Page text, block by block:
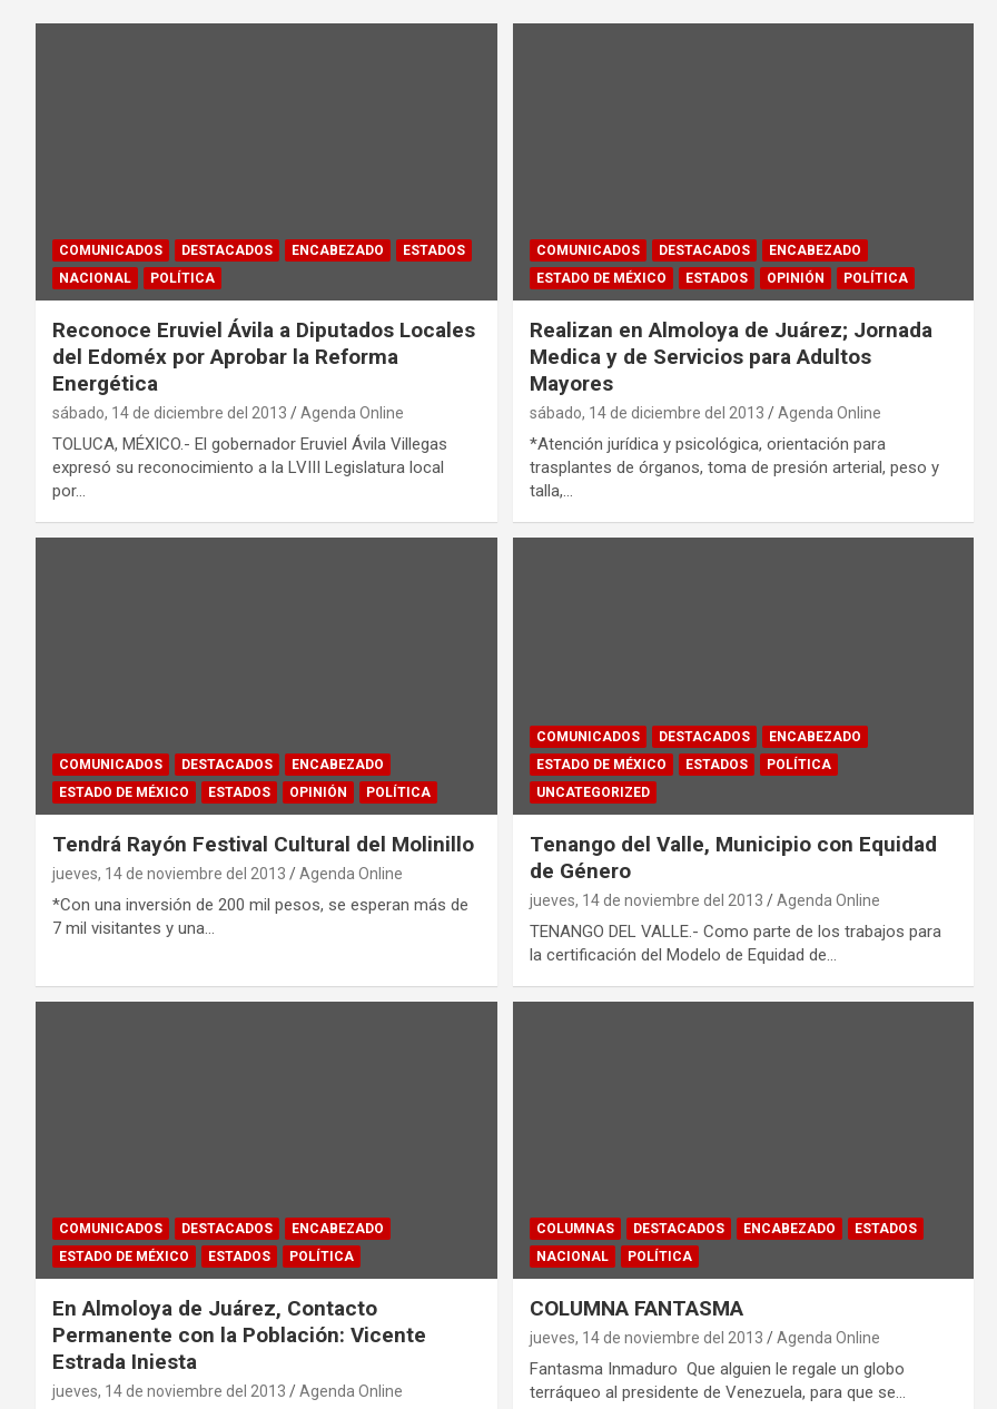
COMUNICADOS DESTACADOS ENCABEZADO
ESTADOS
NACIONAL
POLÍTICA
Reconoce Eruviel Ávila a Diputados Locales
del Edoméx por Aprobar la Reforma
Energética
sábado, 14 de diciembre del 2013 Agenda Online
TOLUCA, MÉXICO.- El gobernador Eruviel Ávila Villegas
expresó su reconocimiento a la LVIII Legislatura local
por…
COMUNICADOS DESTACADOS
ENCABEZADO
ESTADO DE MÉXICO
ESTADOS OPINIÓN POLÍTICA
Realizan en Almoloya de Juárez; Jornada
Medica y de Servicios para Adultos
Mayores
sábado, 14 de diciembre del 2013 Agenda Online
*Atención jurídica y psicológica, orientación para
trasplantes de órganos, toma de presión arterial, peso y
talla,…
COMUNICADOS DESTACADOS
ENCABEZADO
ESTADO DE MÉXICO
ESTADOS OPINIÓN POLÍTICA
Tendrá Rayón Festival Cultural del Molinillo
jueves, 14 de noviembre del 2013 Agenda Online
*Con una inversión de 200 mil pesos, se esperan más de
7 mil visitantes y una…
COMUNICADOS DESTACADOS
ENCABEZADO
ESTADO DE MÉXICO
ESTADOS
POLÍTICA
UNCATEGORIZED
Tenango del Valle, Municipio con Equidad
de Género
jueves, 14 de noviembre del 2013 Agenda Online
TENANGO DEL VALLE.- Como parte de los trabajos para
la certificación del Modelo de Equidad de…
COMUNICADOS DESTACADOS
ENCABEZADO
ESTADO DE MÉXICO
ESTADOS POLÍTICA
En Almoloya de Juárez, Contacto
Permanente con la Población: Vicente
Estrada Iniesta
jueves, 14 de noviembre del 2013 Agenda Online
COLUMNAS DESTACADOS ENCABEZADO
ESTADOS
NACIONAL
POLÍTICA
COLUMNA FANTASMA
jueves, 14 de noviembre del 2013 Agenda Online
Fantasma Inmaduro Que alguien le regale un globo
terráqueo al presidente de Venezuela, para que se…